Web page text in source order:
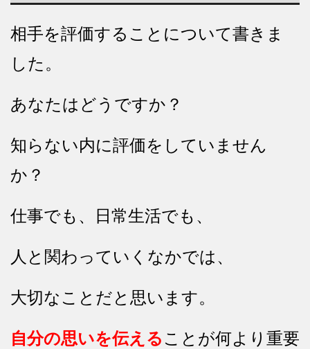
相手を評価することについて書きま
した。
あなたはどうですか？
知らない内に評価をしていません
か？
仕事でも、日常生活でも、
人と関わっていくなかでは、
大切なことだと思います。
自分の思いを伝えることが何より重要